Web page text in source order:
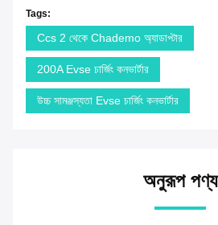
Tags:
Ccs 2 থেকে Chademo অ্যাডাপ্টার
200A Evse চার্জিং কনভার্টার
উচ্চ সামঞ্জস্যতা Evse চার্জিং কনভার্টার
অনুরূপ পণ্য